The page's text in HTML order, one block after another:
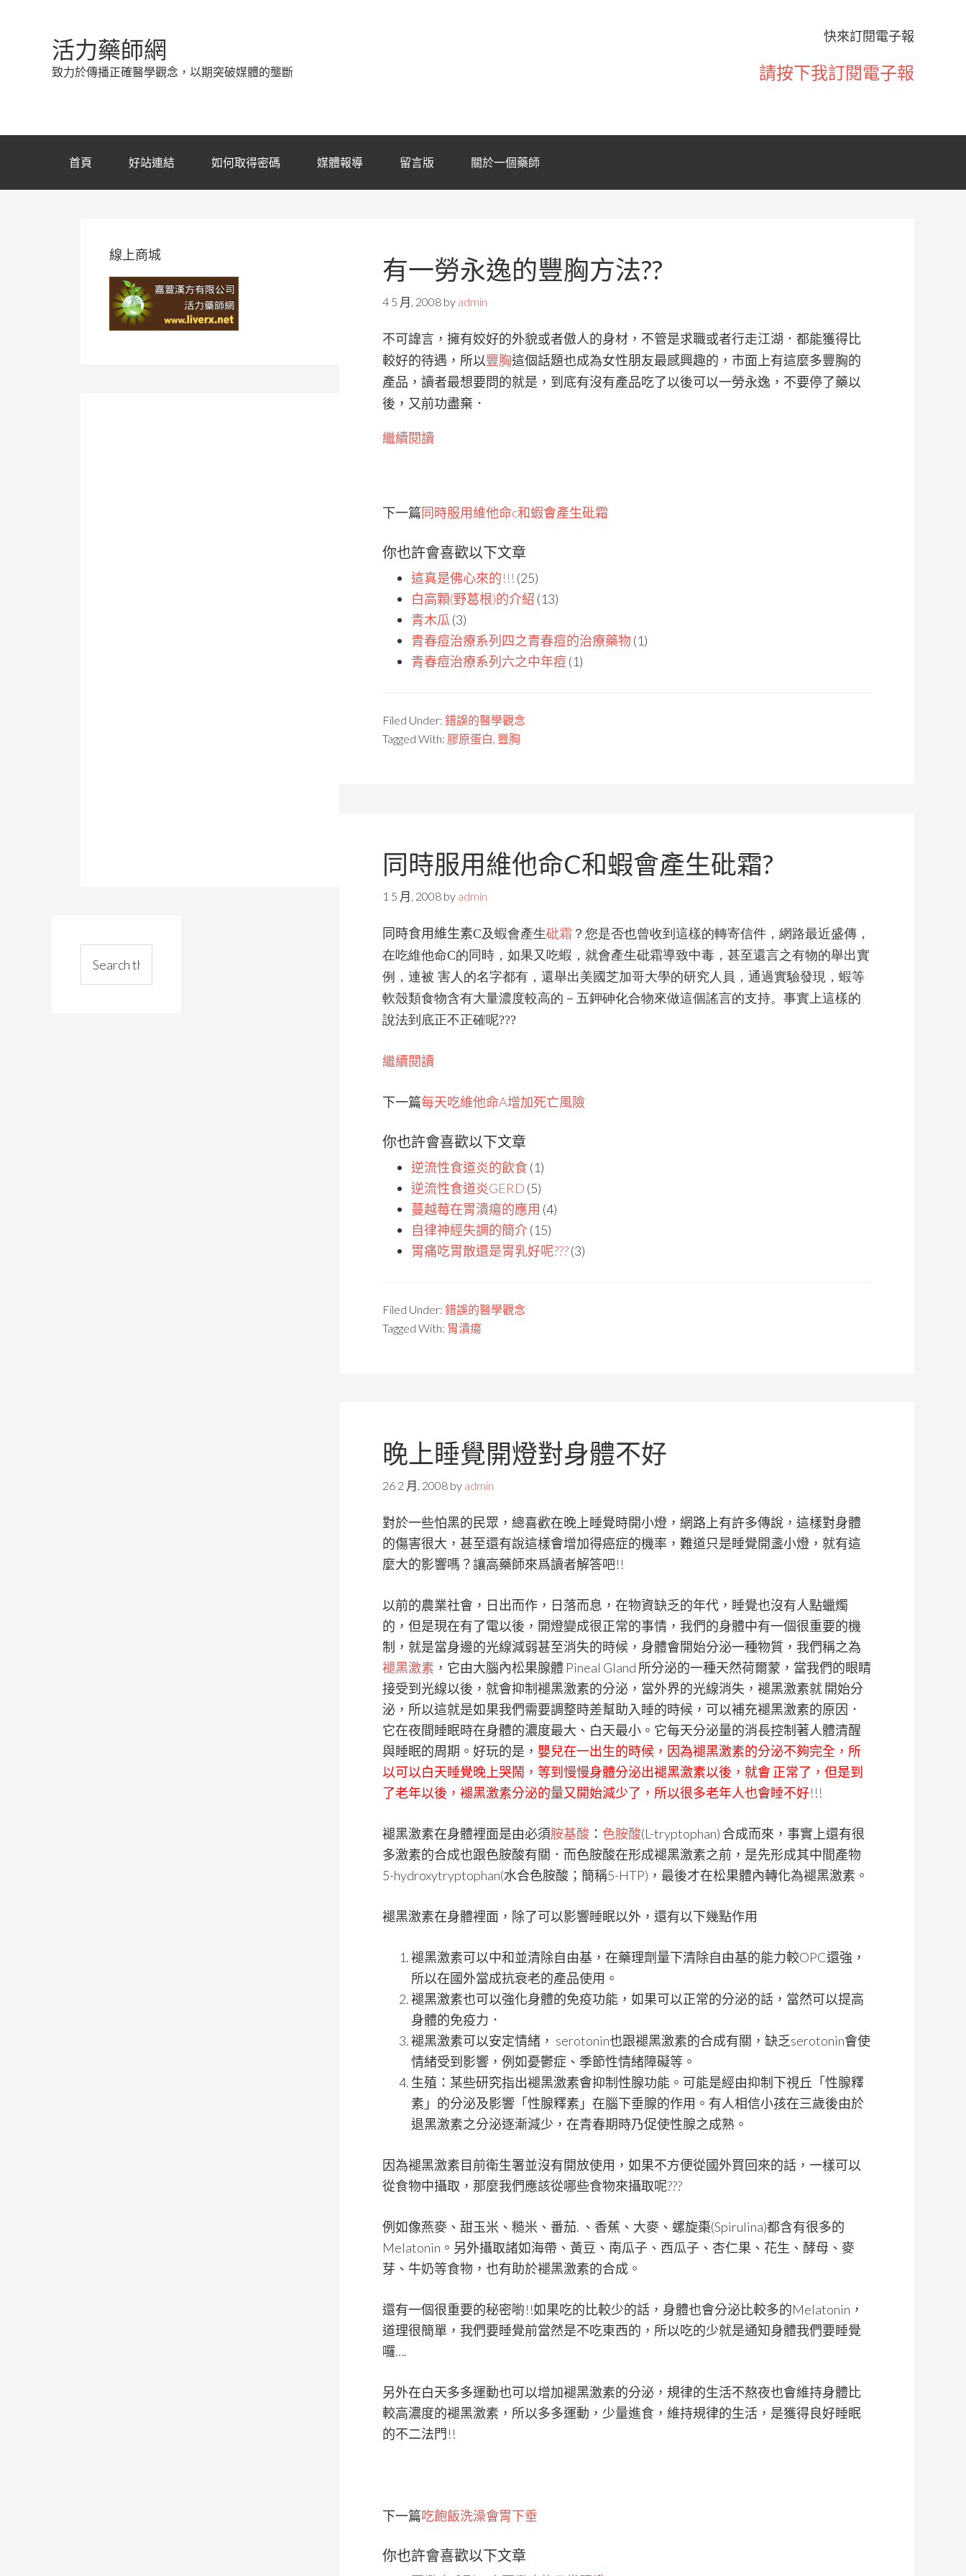
活力藥師網
致力於傳播正確醫學觀念，以期突破媒體的壟斷
快來訂閱電子報
請按下我訂閱電子報
首頁 好站連結 如何取得密碼 媒體報導 留言版 關於一個藥師
有一勞永逸的豐胸方法??
4 5 月, 2008 by admin
不可諱言，擁有姣好的外貌或者傲人的身材，不管是求職或者行走江湖．都能獲得比
較好的待遇，所以豐胸這個話題也成為女性朋友最感興趣的，市面上有這麼多豐胸的
產品，讀者最想要問的就是，到底有沒有產品吃了以後可以一勞永逸，不要停了藥以
後，又前功盡棄．
繼續閱讀
下一篇同時服用維他命c和蝦會產生砒霜
你也許會喜歡以下文章
這真是佛心來的!!! (25)
白高顆(野葛根)的介紹 (13)
青木瓜 (3)
青春痘治療系列四之青春痘的治療藥物 (1)
青春痘治療系列六之中年痘(1)
Filed Under: 錯誤的醫學觀念
Tagged With: 膠原蛋白, 豐胸
同時服用維他命C和蝦會產生砒霜?
1 5 月, 2008 by admin
同時食用維生素C及蝦會產生砒霜 ？您是否也曾收到這樣的轉寄信件，網路最近盛傳，
在吃維他命C的同時，如果又吃蝦，就會產生砒霜導致中毒，甚至還言之有物的舉出實
例，連被 害人的名字都有，還舉出美國芝加哥大學的研究人員，通過實驗發現，蝦等
軟殼類食物含有大量濃度較高的－五鉀砷化合物來做這個謠言的支持。事實上這樣的
說法到底正不正確呢???
繼續閱讀
下一篇每天吃維他命A增加死亡風險
你也許會喜歡以下文章
逆流性食道炎的飲食(1)
逆流性食道炎GERD (5)
蔓越莓在胃潰瘍的應用 (4)
自律神經失調的簡介(15)
胃痛吃胃散還是胃乳好呢???(3)
Filed Under: 錯誤的醫學觀念
Tagged With: 胃潰瘍
晚上睡覺開燈對身體不好
26 2 月, 2008 by admin
對於一些怕黑的民眾，總喜歡在晚上睡覺時開小燈，網路上有許多傳說，這樣對身體
的傷害很大，甚至還有說這樣會增加得癌症的機率，難道只是睡覺開盞小燈，就有這
麼大的影響嗎？讓高藥師來爲讀者解答吧!!
以前的農業社會，日出而作，日落而息，在物資缺乏的年代，睡覺也沒有人點蠟燭
的，但是現在有了電以後，開燈變成很正常的事情，我們的身體中有一個很重要的機
制，就是當身邊的光線減弱甚至消失的時候，身體會開始分泌一種物質，我們稱之為
褪黑激素 ，它由大腦內松果腺體 Pineal Gland 所分泌的一種天然荷爾蒙，當我們的眼睛
接受到光線以後，就會抑制褪黑激素的分泌，當外界的光線消失，褪黑激素就 開始分
泌，所以這就是如果我們需要調整時差幫助入睡的時候，可以補充褪黑激素的原因．
它在夜間睡眠時在身體的濃度最大、白天最小。它每天分泌量的消長控制著人體清醒
與睡眠的周期。好玩的是， 嬰兒在一出生的時候，因為褪黑激素的分泌不夠完全，所
以可以白天睡覺晚上哭鬧，等到慢慢身體分泌出褪黑激素以後，就會 正常了，但是到
了老年以後，褪黑激素分泌的量又開始減少了，所以很多老年人也會睡不好!!!
褪黑激素在身體裡面是由必須胺基酸 ： 色胺酸(L-tryptophan) 合成而來，事實上還有很
多激素的合成也跟色胺酸有關．而色胺酸在形成褪黑激素之前，是先形成其中間產物
5-hydroxytryptophan(水合色胺酸；簡稱5-HTP)，最後才在松果體內轉化為褪黑激素。
褪黑激素在身體裡面，除了可以影響睡眠以外，還有以下幾點作用
褪黑激素可以中和並清除自由基，在藥理劑量下清除自由基的能力較OPC還強，
所以在國外當成抗衰老的產品使用。
褪黑激素也可以強化身體的免疫功能，如果可以正常的分泌的話，當然可以提高
身體的免疫力．
褪黑激素可以安定情緒， serotonin也跟褪黑激素的合成有關，缺乏serotonin會使
情緒受到影響，例如憂鬱症、季節性情緒障礙等。
生殖：某些研究指出褪黑激素會抑制性腺功能。可能是經由抑制下視丘「性腺釋
素」的分泌及影響「性腺釋素」在腦下垂腺的作用。有人相信小孩在三歲後由於
退黑激素之分泌逐漸減少，在青春期時乃促使性腺之成熟。
因為褪黑激素目前衛生署並沒有開放使用，如果不方便從國外買回來的話，一樣可以
從食物中攝取，那麼我們應該從哪些食物來攝取呢???
例如像燕麥、甜玉米、糙米、番茄. 、香蕉、大麥、螺旋棗(Spirulina)都含有很多的
Melatonin。另外攝取諸如海帶、黃豆、南瓜子、西瓜子、杏仁果、花生、酵母、麥
芽、牛奶等食物，也有助於褪黑激素的合成。
還有一個很重要的秘密喲!!如果吃的比較少的話，身體也會分泌比較多的Melatonin，
道理很簡單，我們要睡覺前當然是不吃東西的，所以吃的少就是通知身體我們要睡覺
囉….
另外在白天多多運動也可以增加褪黑激素的分泌，規律的生活不熬夜也會維持身體比
較高濃度的褪黑激素，所以多多運動，少量進食，維持規律的生活，是獲得良好睡眠
的不二法門!!
下一篇吃飽飯洗澡會胃下垂
你也許會喜歡以下文章
線上商城